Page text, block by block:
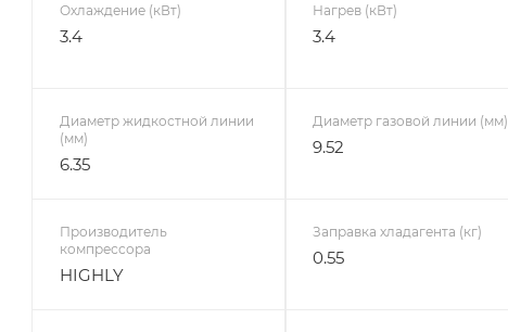
Охлаждение (кВт)
3.4
Нагрев (кВт)
3.4
Диаметр жидкостной линии
(мм)
6.35
Диаметр газовой линии (мм)
9.52
Производитель
компрессора
HIGHLY
Заправка хладагента (кг)
0.55